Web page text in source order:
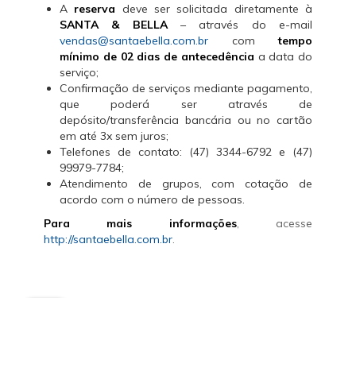
A reserva deve ser solicitada diretamente à
SANTA & BELLA– através do e-mail
vendas@santaebella.com.br comtempo
mínimo de 02 dias de antecedência a data do
serviço;
Confirmação de serviços mediante pagamento,
que poderá ser através de
depósito/transferência bancária ou no cartão
em até 3x sem juros;
Telefones de contato: (47) 3344-6792 e (47)
99979-7784;
Atendimento de grupos, com cotação de
acordo com o número de pessoas.
Para mais informações, acesse
http://santaebella.com.br.